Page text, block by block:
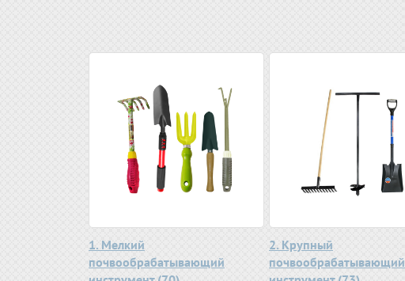
1. Мелкий
почвообрабатывающий
2. Крупный
почвообрабатывающий